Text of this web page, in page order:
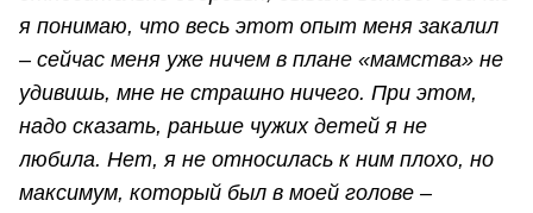
я понимаю, что весь этот опыт меня закалил
– сейчас меня уже ничем в плане «мамства» не
удивишь, мне не страшно ничего. При этом,
надо сказать, раньше чужих детей я не
любила. Нет, я не относилась к ним плохо, но
максимум, который был в моей голове –